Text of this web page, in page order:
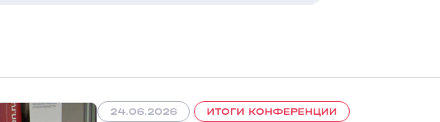
24.06.2026 ИТОГИ КОНФЕРЕНЦИИ